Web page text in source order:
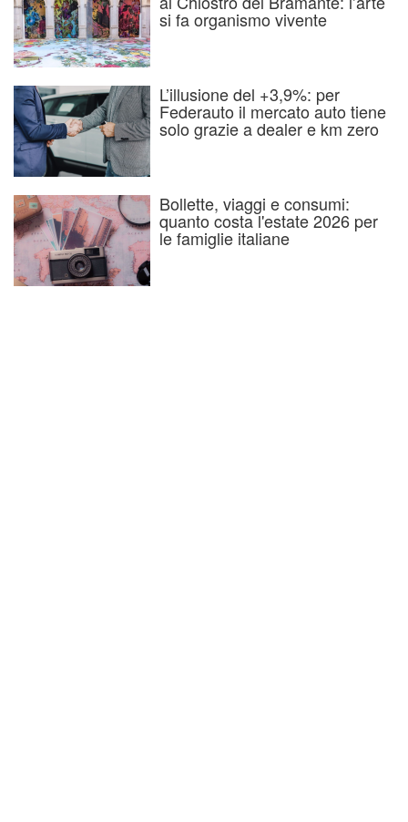
si fa organismo vivente
L’illusione del +3,9%: per
Federauto il mercato auto tiene
solo grazie a dealer e km zero
Bollette, viaggi e consumi:
quanto costa l'estate 2026 per
le famiglie italiane